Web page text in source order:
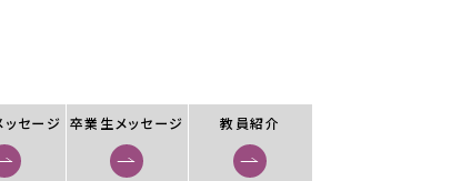
ッセージ 卒業生メッセージ 教員紹介